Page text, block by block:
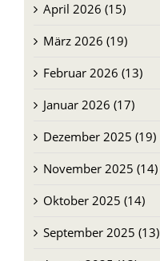
April 2026 (15)
März 2026 (19)
Februar 2026 (13)
Januar 2026 (17)
Dezember 2025 (19)
November 2025 (14)
Oktober 2025 (14)
September 2025 (13)